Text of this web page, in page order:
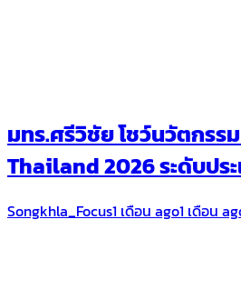
มทร.ศรีวิชัย โชว์นวัตกรร
Thailand 2026 ระดับปร
Songkhla_Focus1 เดือน ago1 เดือน